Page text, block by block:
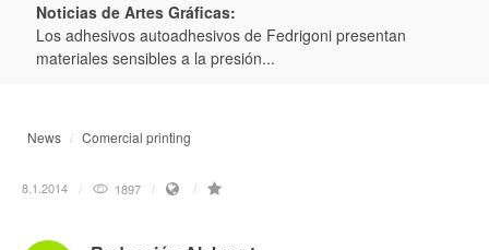
Noticias de Artes Gráficas:
Los adhesivos autoadhesivos de Fedrigoni presentan
materiales sensibles a la presión...
News Comercial printing
8.1.2014 1897